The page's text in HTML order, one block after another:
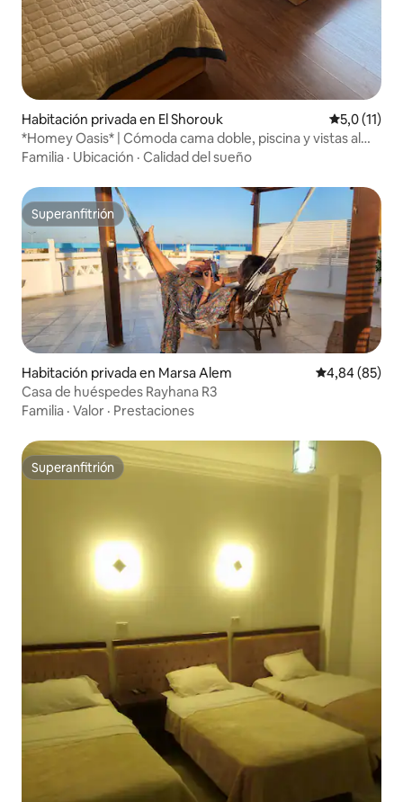
Habitación privada en El Shorouk Calificación
5,0 (11)
*Homey Oasis* | Cómoda cama doble, piscina y vistas al
jardín
Familia · Ubicación · Calidad del sueño
Superanfitrión
Superanfitrión
Habitación privada en Marsa Alem Calificación
4,84 (85)
Casa de huéspedes Rayhana R3
Familia · Valor · Prestaciones
Superanfitrión
Superanfitrión